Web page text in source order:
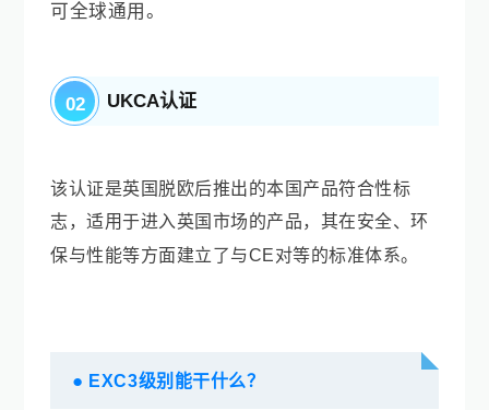
可全球通用。
02 UKCA认证
该认证是英国脱欧后推出的本国产品符合性标
志，适用于进入英国市场的产品，其在安全、环
保与性能等方面建立了与CE对等的标准体系。
● EXC3级别能干什么？